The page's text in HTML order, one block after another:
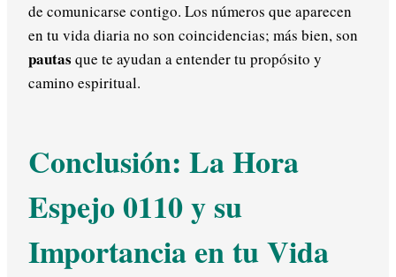
de comunicarse contigo. Los números que aparecen
en tu vida diaria no son coincidencias; más bien, son
pautas que te ayudan a entender tu propósito y
camino espiritual.
Conclusión: La Hora
Espejo 0110 y su
Importancia en tu Vida